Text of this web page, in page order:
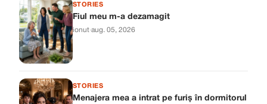
STORIES
Fiul meu m-a dezamagit
ionut·aug. 05, 2026
STORIES
Menajera mea a intrat pe furiș în dormitorul